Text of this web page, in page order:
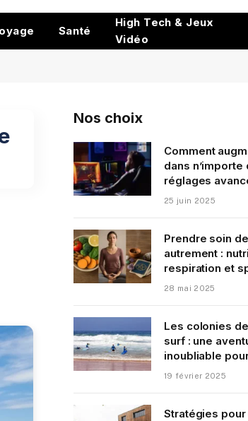
Santé
High Tech & Jeux
Vidéo
Nos choix
Comment
dans n’importe
réglages
25 juin 2025
Prendre soin
autrement :
respiration et
28 mai 2025
Les colonies
surf : une
inoubliable
19 février 2025
Stratégies